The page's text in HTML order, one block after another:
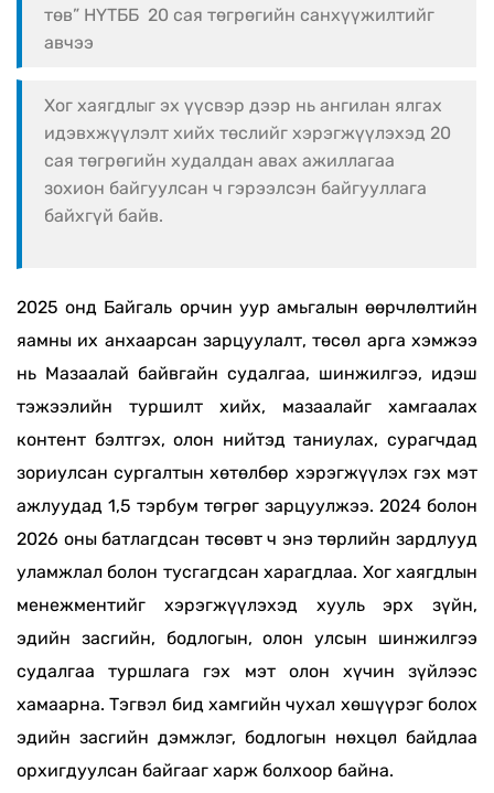
төв” НҮТББ 20 сая төгрөгийн санхүүжилтийг
авчээ
Хог хаягдлыг эх үүсвэр дээр нь ангилан ялгах
идэвхжүүлэлт хийх төслийг хэрэгжүүлэхэд 20
сая төгрөгийн худалдан авах ажиллагаа
зохион байгуулсан ч гэрээлсэн байгууллага
байхгүй байв.
2025 онд Байгаль орчин уур амьгалын өөрчлөлтийн
яамны их анхаарсан зарцуулалт, төсөл арга хэмжээ
нь Мазаалай байвгайн судалгаа, шинжилгээ, идэш
тэжээлийн туршилт хийх, мазаалайг хамгаалах
контент бэлтгэх, олон нийтэд таниулах, сурагчдад
зориулсан сургалтын хөтөлбөр хэрэгжүүлэх гэх мэт
ажлуудад 1,5 тэрбум төгрөг зарцуулжээ. 2024 болон
2026 оны батлагдсан төсөвт ч энэ төрлийн зардлууд
уламжлал болон тусгагдсан харагдлаа. Хог хаягдлын
менежментийг хэрэгжүүлэхэд хууль эрх зүйн,
эдийн засгийн, бодлогын, олон улсын шинжилгээ
судалгаа туршлага гэх мэт олон хүчин зүйлээс
хамаарна. Тэгвэл бид хамгийн чухал хөшүүрэг болох
эдийн засгийн дэмжлэг, бодлогын нөхцөл байдлаа
орхигдуулсан байгааг харж болхоор байна.